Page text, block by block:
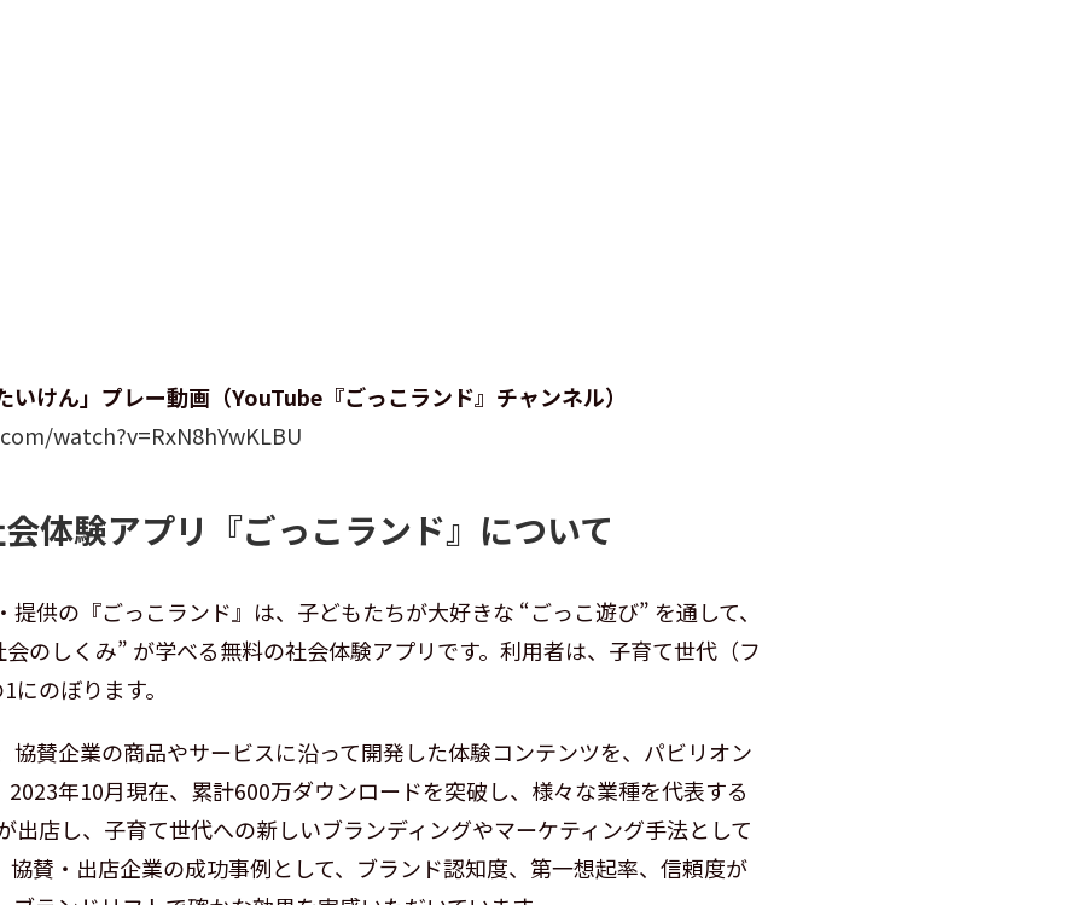
けん」プレー動画（YouTube『ごっこランド』チャンネル）
watch?v=RxN8hYwKLBU
体験アプリ『ごっこランド』について
供の『ごっこランド』は、子どもたちが大好きな “ごっこ遊び” を通して、
のしくみ” が学べる無料の社会体験アプリです。利用者は、子育て世代（フ
のぼります。
協賛企業の商品やサービスに沿って開発した体験コンテンツを、パビリオン
2023年10月現在、累計600万ダウンロードを突破し、様々な業種を代表する
出店し、子育て世代への新しいブランディングやマーケティング手法として
協賛・出店企業の成功事例として、ブランド認知度、第一想起率、信頼度が